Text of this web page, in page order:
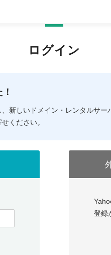
ログイン
新しいドメイン・レンタルサ
ください。
登録